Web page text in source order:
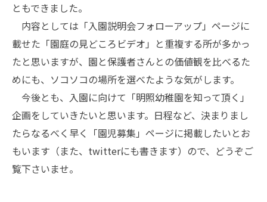
ともできました。
内容としては「入園説明会フォローアップ」ページに
載せた「園庭の見どころビデオ」と重複する所が多かっ
たと思いますが、園と保護者さんとの価値観を比べるた
めにも、ソコソコの場所を選べたような気がします。
今後とも、入園に向けて「明照幼稚園を知って頂く」
企画をしていきたいと思います。日程など、決まりまし
たらなるべく早く「園児募集」ページに掲載したいとお
もいます（また、twitterにも書きます）ので、どうぞご
覧下さいませ。